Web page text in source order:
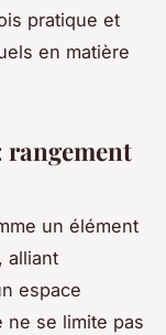
pratique et
en matière
rangement
un élément
alliant
espace
ne se limite pas